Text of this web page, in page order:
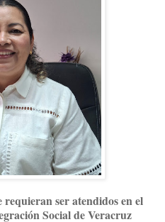
ser atendidos en el
Social de Veracruz